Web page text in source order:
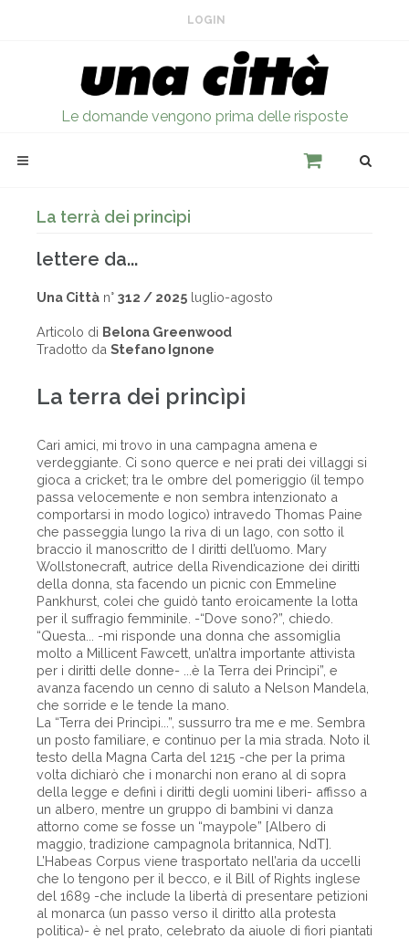
LOGIN
Le domande vengono prima delle risposte
La terrà dei princìpi
lettere da...
Una Città n° 312 / 2025 luglio-agosto
Articolo di Belona Greenwood
Tradotto da Stefano Ignone
La terra dei princìpi
Cari amici, mi trovo in una campagna amena e
verdeggiante. Ci sono querce e nei prati dei villaggi si
gioca a cricket; tra le ombre del pomeriggio (il tempo
passa velocemente e non sembra intenzionato a
comportarsi in modo logico) intravedo Thomas Paine
che passeggia lungo la riva di un lago, con sotto il
braccio il manoscritto de I diritti dell’uomo. Mary
Wollstonecraft, autrice della Rivendicazione dei diritti
della donna, sta facendo un picnic con Emmeline
Pankhurst, colei che guidò tanto eroicamente la lotta
per il suffragio femminile. -“Dove sono?”, chiedo.
“Questa... -mi risponde una donna che assomiglia
molto a Millicent Fawcett, un’altra importante attivista
per i diritti delle donne- ...è la Terra dei Princìpi”, e
avanza facendo un cenno di saluto a Nelson Mandela,
che sorride e le tende la mano.
La “Terra dei Princìpi...”, sussurro tra me e me. Sembra
un posto familiare, e continuo per la mia strada. Noto il
testo della Magna Carta del 1215 -che per la prima
volta dichiarò che i monarchi non erano al di sopra
della legge e definì i diritti degli uomini liberi- affisso a
un albero, mentre un gruppo di bambini vi danza
attorno come se fosse un “maypole” [Albero di
maggio, tradizione campagnola britannica, NdT].
L’Habeas Corpus viene trasportato nell’aria da uccelli
che lo tengono per il becco, e il Bill of Rights inglese
del 1689 -che include la libertà di presentare petizioni
al monarca (un passo verso il diritto alla protesta
politica)- è nel prato, celebrato da aiuole di fiori piantati